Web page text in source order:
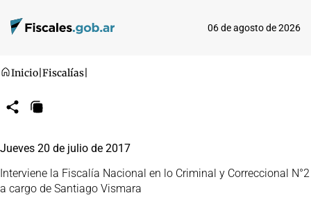
06 de agosto de 2026
Inicio Fiscalías
CompartirCopiar
Jueves 20 de julio de 2017
Interviene la Fiscalía Nacional en lo Criminal y Correccional N°2
a cargo de Santiago Vismara